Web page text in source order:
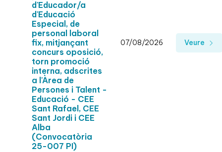
d'Educador/a
d'Educació
Especial, de
personal laboral
fix, mitjançant
concurs oposició,
torn promoció
interna, adscrites
a l'Àrea de
Persones i Talent -
Educació - CEE
Sant Rafael, CEE
Sant Jordi i CEE
Alba
(Convocatòria
25-007 PI)
07/08/2026 Veure